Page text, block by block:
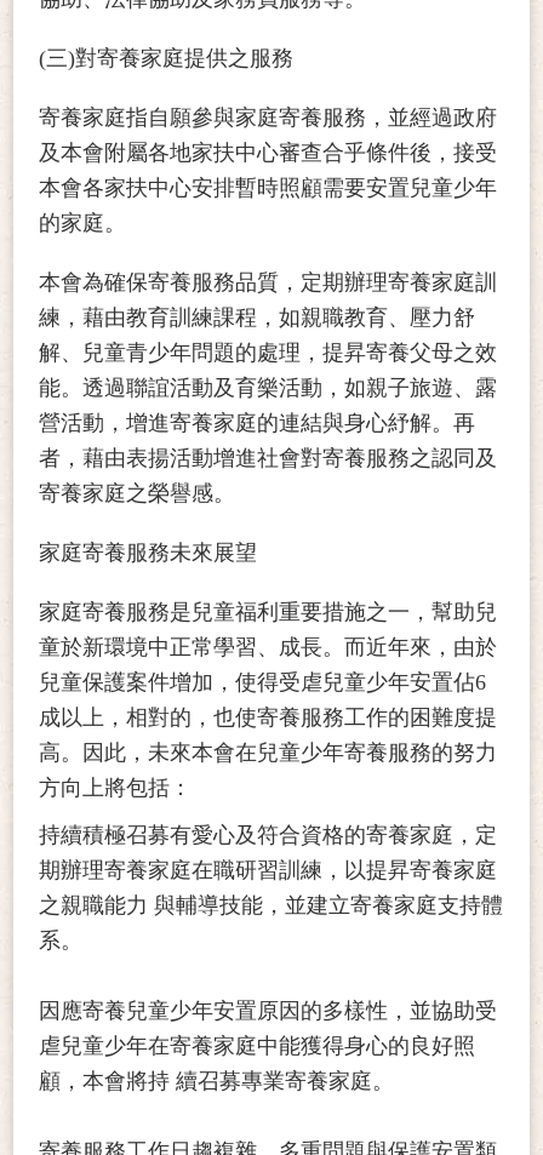
(三)對寄養家庭提供之服務
寄養家庭指自願參與家庭寄養服務，並經過政府
及本會附屬各地家扶中心審查合乎條件後，接受
本會各家扶中心安排暫時照顧需要安置兒童少年
的家庭。
本會為確保寄養服務品質，定期辦理寄養家庭訓
練，藉由教育訓練課程，如親職教育、壓力舒
解、兒童青少年問題的處理，提昇寄養父母之效
能。透過聯誼活動及育樂活動，如親子旅遊、露
營活動，增進寄養家庭的連結與身心紓解。再
者，藉由表揚活動增進社會對寄養服務之認同及
寄養家庭之榮譽感。
家庭寄養服務未來展望
家庭寄養服務是兒童福利重要措施之一，幫助兒
童於新環境中正常學習、成長。而近年來，由於
兒童保護案件增加，使得受虐兒童少年安置佔6
成以上，相對的，也使寄養服務工作的困難度提
高。因此，未來本會在兒童少年寄養服務的努力
方向上將包括：
持續積極召募有愛心及符合資格的寄養家庭，定
期辦理寄養家庭在職研習訓練，以提昇寄養家庭
之親職能力 與輔導技能，並建立寄養家庭支持體
系。
因應寄養兒童少年安置原因的多樣性，並協助受
虐兒童少年在寄養家庭中能獲得身心的良好照
顧，本會將持 續召募專業寄養家庭。